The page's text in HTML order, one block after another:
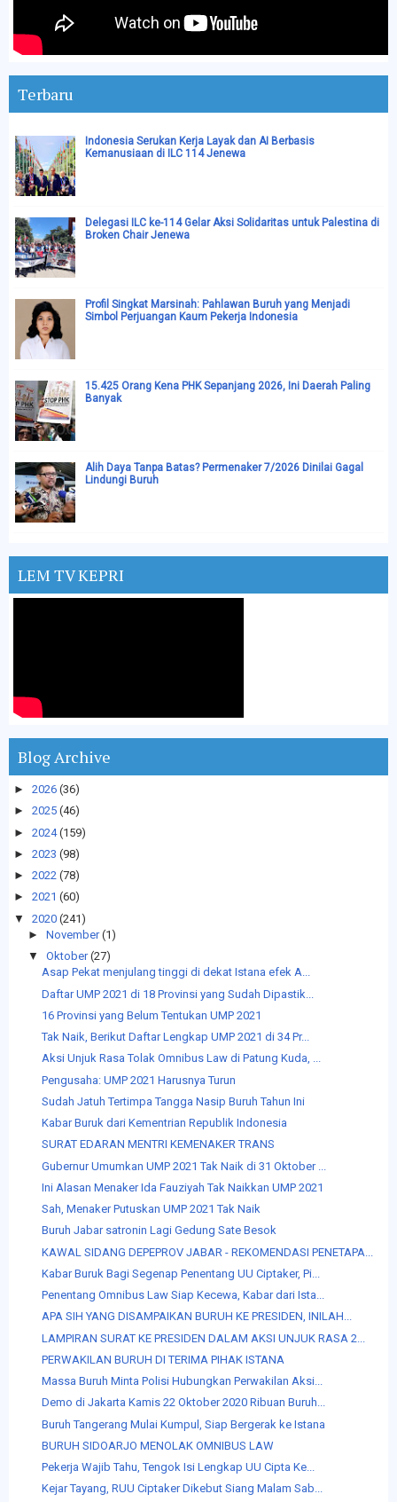
Terbaru
Indonesia Serukan Kerja Layak dan AI Berbasis
Kemanusiaan di ILC 114 Jenewa
Delegasi ILC ke-114 Gelar Aksi Solidaritas untuk Palestina di
Broken Chair Jenewa
Profil Singkat Marsinah: Pahlawan Buruh yang Menjadi
Simbol Perjuangan Kaum Pekerja Indonesia
15.425 Orang Kena PHK Sepanjang 2026, Ini Daerah Paling
Banyak
Alih Daya Tanpa Batas? Permenaker 7/2026 Dinilai Gagal
Lindungi Buruh
LEM TV KEPRI
Blog Archive
► 2026 (36)
► 2025 (46)
► 2024 (159)
► 2023 (98)
► 2022 (78)
► 2021 (60)
▼
2020 (241)
► November (1)
▼
Oktober (27)
Asap Pekat menjulang tinggi di dekat Istana efek A...
Daftar UMP 2021 di 18 Provinsi yang Sudah Dipastik...
16 Provinsi yang Belum Tentukan UMP 2021
Tak Naik, Berikut Daftar Lengkap UMP 2021 di 34 Pr...
Aksi Unjuk Rasa Tolak Omnibus Law di Patung Kuda, ...
Pengusaha: UMP 2021 Harusnya Turun
Sudah Jatuh Tertimpa Tangga Nasip Buruh Tahun Ini
Kabar Buruk dari Kementrian Republik Indonesia
SURAT EDARAN MENTRI KEMENAKER TRANS
Gubernur Umumkan UMP 2021 Tak Naik di 31 Oktober ...
Ini Alasan Menaker Ida Fauziyah Tak Naikkan UMP 2021
Sah, Menaker Putuskan UMP 2021 Tak Naik
Buruh Jabar satronin Lagi Gedung Sate Besok
KAWAL SIDANG DEPEPROV JABAR - REKOMENDASI PENETAPA...
Kabar Buruk Bagi Segenap Penentang UU Ciptaker, Pi...
Penentang Omnibus Law Siap Kecewa, Kabar dari Ista...
APA SIH YANG DISAMPAIKAN BURUH KE PRESIDEN, INILAH...
LAMPIRAN SURAT KE PRESIDEN DALAM AKSI UNJUK RASA 2...
PERWAKILAN BURUH DI TERIMA PIHAK ISTANA
Massa Buruh Minta Polisi Hubungkan Perwakilan Aksi...
Demo di Jakarta Kamis 22 Oktober 2020 Ribuan Buruh...
Buruh Tangerang Mulai Kumpul, Siap Bergerak ke Istana
BURUH SIDOARJO MENOLAK OMNIBUS LAW
Pekerja Wajib Tahu, Tengok Isi Lengkap UU Cipta Ke...
Kejar Tayang, RUU Ciptaker Dikebut Siang Malam Sab...